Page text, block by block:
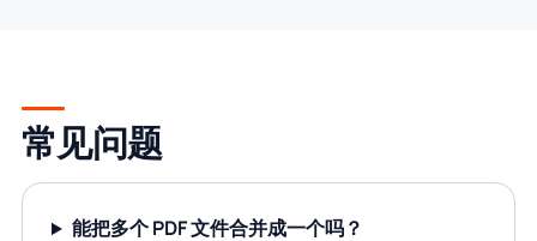
常见问题
能把多个 PDF 文件合并成一个吗？